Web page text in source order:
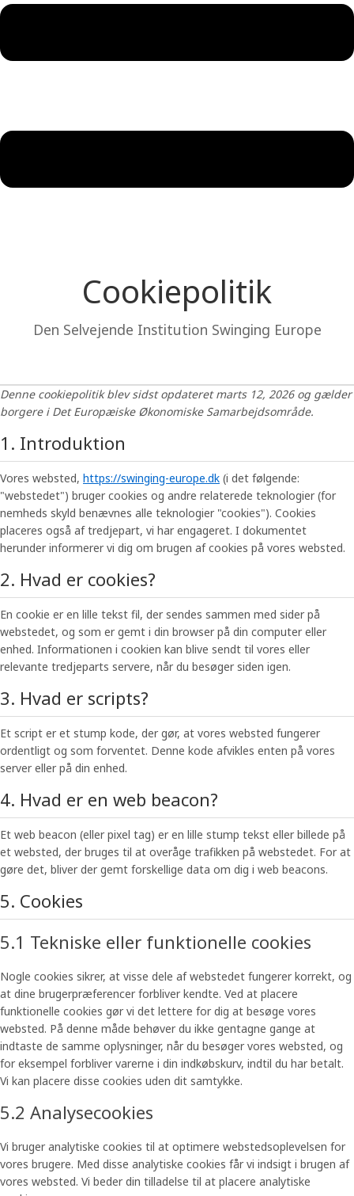
Cookiepolitik
Den Selvejende Institution Swinging Europe
Denne cookiepolitik blev sidst opdateret marts 12, 2026 og gælder
borgere i Det Europæiske Økonomiske Samarbejdsområde.
1. Introduktion
Vores websted, https://swinging-europe.dk (i det følgende:
"webstedet") bruger cookies og andre relaterede teknologier (for
nemheds skyld benævnes alle teknologier "cookies"). Cookies
placeres også af tredjepart, vi har engageret. I dokumentet
herunder informerer vi dig om brugen af ​​cookies på vores websted.
2. Hvad er cookies?
En cookie er en lille tekst fil, der sendes sammen med sider på
webstedet, og som er gemt i din browser på din computer eller
enhed. Informationen i cookien kan blive sendt til vores eller
relevante tredjeparts servere, når du besøger siden igen.
3. Hvad er scripts?
Et script er et stump kode, der gør, at vores websted fungerer
ordentligt og som forventet. Denne kode afvikles enten på vores
server eller på din enhed.
4. Hvad er en web beacon?
Et web beacon (eller pixel tag) er en lille stump tekst eller billede på
et websted, der bruges til at overåge trafikken på webstedet. For at
gøre det, bliver der gemt forskellige data om dig i web beacons.
5. Cookies
5.1 Tekniske eller funktionelle cookies
Nogle cookies sikrer, at visse dele af webstedet fungerer korrekt, og
at dine brugerpræferencer forbliver kendte. Ved at placere
funktionelle cookies gør vi det lettere for dig at besøge vores
websted. På denne måde behøver du ikke gentagne gange at
indtaste de samme oplysninger, når du besøger vores websted, og
for eksempel forbliver varerne i din indkøbskurv, indtil du har betalt.
Vi kan placere disse cookies uden dit samtykke.
5.2 Analysecookies
Vi bruger analytiske cookies til at optimere webstedsoplevelsen for
vores brugere. Med disse analytiske cookies får vi indsigt i brugen af ​​
vores websted. Vi beder din tilladelse til at placere analytiske